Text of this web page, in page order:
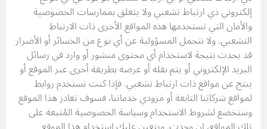
إلكتروني ذي ارتباط تشعبي ولا يتعلق بممارسات الخصوصية
والأمان التي تستخدمها هذه المواقع الأخرى ذات الارتباط
التشعبي. ولا نتحمل المسؤولية عن أي نوع من الخسائر أو الأضرار
قد يحدث نتيجة لاستخدام أي محتوى منشور أو وارد في رسائل
البريد الإلكتروني أو يتم نقله أو عرضه بطريقة أخرى عبر الموقع أو
ينتج عن مواقع ذات ارتباط تشعبي. فإذا كنت تستخدم روابط
لمواقع شركاتنا التابعة أو مزودي خدماتنا، فسوف تغادر هذا الموقع
وستخضع لشروط الاستخدام وسياسة الخصوصية المُتبعة على